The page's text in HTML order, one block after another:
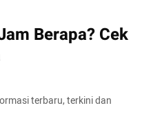
Berapa? Cek
terbaru, terkini dan